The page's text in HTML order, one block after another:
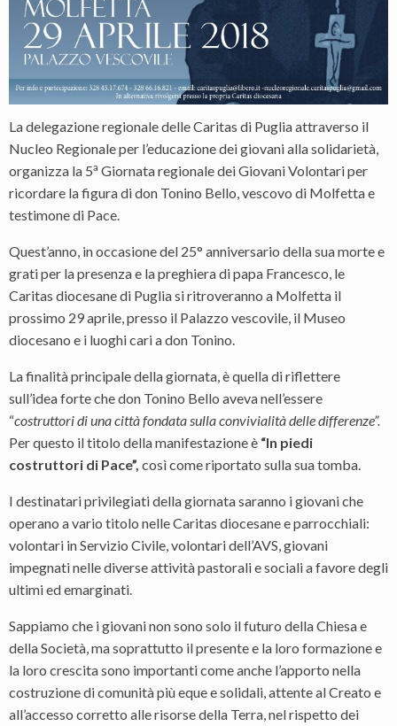
La delegazione regionale delle Caritas di Puglia attraverso il
Nucleo Regionale per l’educazione dei giovani alla solidarietà,
organizza la 5a Giornata regionale dei Giovani Volontari per
ricordare la figura di don Tonino Bello, vescovo di Molfetta e
testimone di Pace.
Quest’anno, in occasione del 25° anniversario della sua morte e
grati per la presenza e la preghiera di papa Francesco, le
Caritas diocesane di Puglia si ritroveranno a Molfetta il
prossimo 29 aprile, presso il Palazzo vescovile, il Museo
diocesano e i luoghi cari a don Tonino.
La finalità principale della giornata, è quella di riflettere
sull’idea forte che don Tonino Bello aveva nell’essere
“costruttori di una città fondata sulla convivialità delle differenze”.
Per questo il titolo della manifestazione è “In piedi
costruttori di Pace”, così come riportato sulla sua tomba.
I destinatari privilegiati della giornata saranno i giovani che
operano a vario titolo nelle Caritas diocesane e parrocchiali:
volontari in Servizio Civile, volontari dell’AVS, giovani
impegnati nelle diverse attività pastorali e sociali a favore degli
ultimi ed emarginati.
Sappiamo che i giovani non sono solo il futuro della Chiesa e
della Società, ma soprattutto il presente e la loro formazione e
la loro crescita sono importanti come anche l’apporto nella
costruzione di comunità più eque e solidali, attente al Creato e
all’accesso corretto alle risorse della Terra, nel rispetto dei